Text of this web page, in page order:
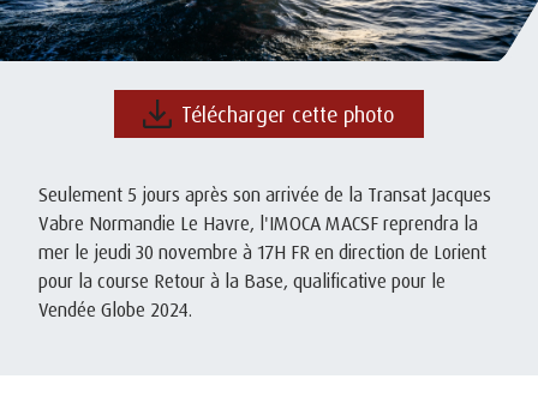
Télécharger cette photo
Seulement 5 jours après son arrivée de la Transat Jacques
Vabre Normandie Le Havre, l'IMOCA MACSF reprendra la
mer le jeudi 30 novembre à 17H FR en direction de Lorient
pour la course Retour à la Base, qualificative pour le
Vendée Globe 2024.